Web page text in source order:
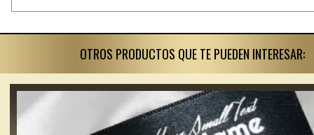
OTROS PRODUCTOS QUE TE PUEDEN INTERESAR: